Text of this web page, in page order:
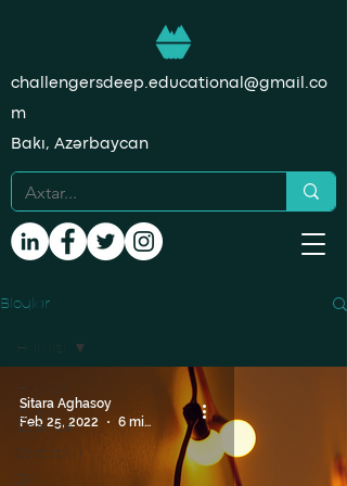
challengersdeep.educational@gmail.co
m
Bakı, Azərbaycan
Bloqlar
Hamısı
Data
Science
Statistika
Dil
Hamısı
Sitara Aghasoy
Feb 25, 2022
6 min read